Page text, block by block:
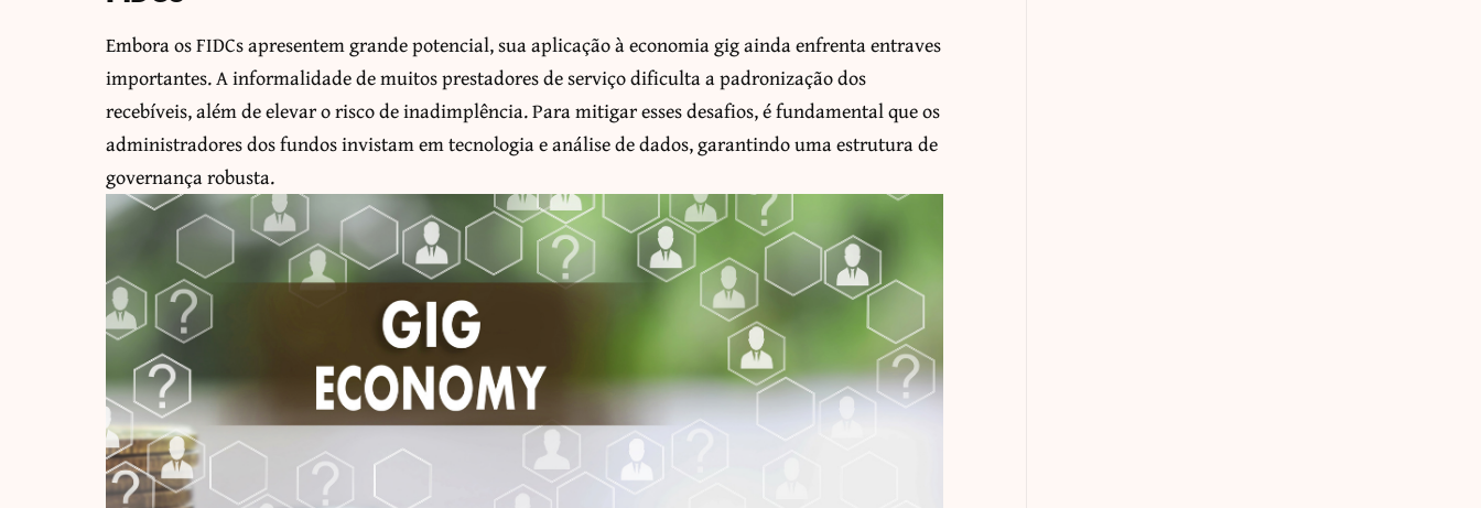
Embora os FIDCs apresentem grande potencial, sua aplicação à economia gig ainda enfrenta entraves
importantes. A informalidade de muitos prestadores de serviço dificulta a padronização dos
recebíveis, além de elevar o risco de inadimplência. Para mitigar esses desafios, é fundamental que os
administradores dos fundos invistam em tecnologia e análise de dados, garantindo uma estrutura de
governança robusta.